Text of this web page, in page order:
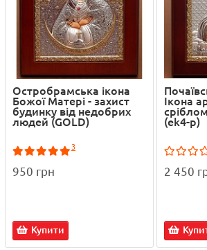
Остробрамська ікона
Божої Матері - захист
будинку від недобрих
людей (GOLD)
3
950 грн
Купити
Ікона
(ek4-p)
2 450